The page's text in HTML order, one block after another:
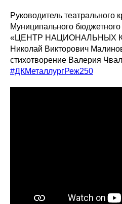
Руководитель театрального
Муниципального
«ЦЕНТР НАЦИОНАЛЬНЫХ
Николай Викторович
стихотворение Валерия
#ДКМеталлургРеж250